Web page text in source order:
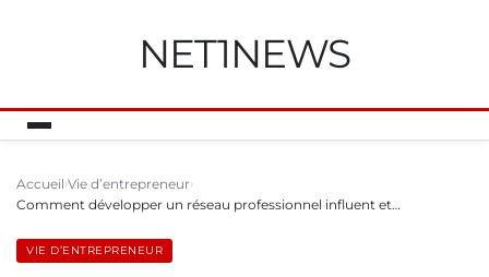
NET1NEWS
Accueil Vie d’entrepreneur
Comment développer un réseau professionnel influent et…
VIE D’ENTREPRENEUR